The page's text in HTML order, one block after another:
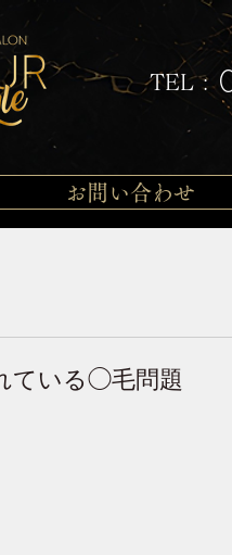
TEL :
お問い合わせ
ている◯毛問題